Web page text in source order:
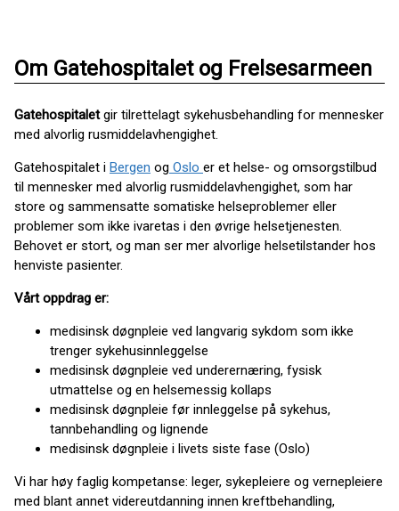
Om Gatehospitalet og Frelsesarmeen
Gatehospitaletgir tilrettelagt sykehusbehandling for mennesker
med alvorlig rusmiddelavhengighet.
Gatehospitalet i Bergen og Oslo er et helse- og omsorgstilbud
til mennesker med alvorlig rusmiddelavhengighet, som har
store og sammensatte somatiske helseproblemer eller
problemer som ikke ivaretas i den øvrige helsetjenesten.
Behovet er stort, og man ser mer alvorlige helsetilstander hos
henviste pasienter.
Vårt oppdrag er:
medisinsk døgnpleie ved langvarig sykdom som ikke
trenger sykehusinnleggelse
medisinsk døgnpleie ved underernæring, fysisk
utmattelse og en helsemessig kollaps
medisinsk døgnpleie før innleggelse på sykehus,
tannbehandling og lignende
medisinsk døgnpleie i livets siste fase (Oslo)
Vi har høy faglig kompetanse: leger, sykepleiere og vernepleiere
med blant annet videreutdanning innen kreftbehandling,